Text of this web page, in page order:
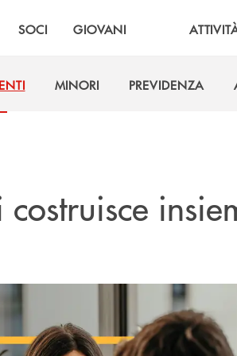
SOCI GIOVANI
MINORI
PREVIDENZA